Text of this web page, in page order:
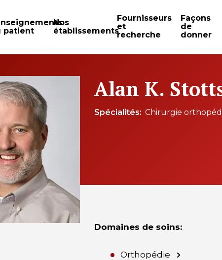
patient
Nos
établissements
Fournisseurs
et
recherche
Façons
de
donner
Alan K.
Spécialités Chirurgie
Domaines de soins:
Orthopédie